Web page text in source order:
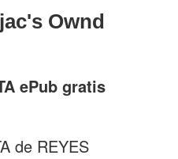
Ownd
ePub gratis
de REYES